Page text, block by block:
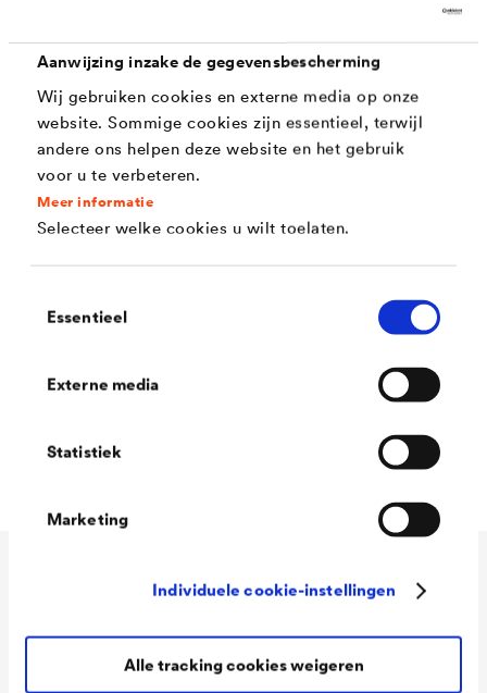
Aanwijzing inzake de gegevensbescherming
Wij gebruiken cookies en externe media op onze
website. Sommige cookies zijn essentieel, terwijl
andere ons helpen deze website en het gebruik
voor u te verbeteren.
Meer informatie
Selecteer welke cookies u wilt toelaten.
Essentieel
Externe media
Statistiek
Marketing
Individuele cookie-instellingen
Alle tracking cookies weigeren
ontsmettingsmiddelen
Bijzonder geschikt voor meubelen, deuren,
ramen, balustrades, enz.
Gemakkelijke en geurarme verwerking
Blokvast - ideaal voor ramen en deuren
Glans - en witstabiel, evenals UV-stabiel
Lange open tijd
speelgoed
Technische gegevens
110 - 130 ml/m²